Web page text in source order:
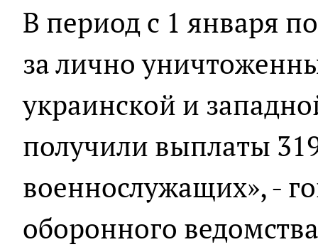
В период с 1 января
за лично
украинской и
получили выплаты
военнослужащих», -
оборонного